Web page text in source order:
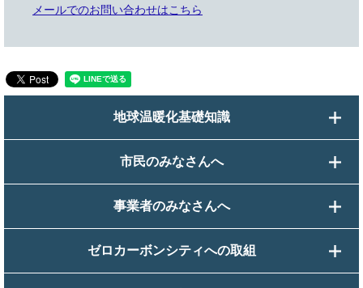
メールでのお問い合わせはこちら
地球温暖化基礎知識
市民のみなさんへ
事業者のみなさんへ
ゼロカーボンシティへの取組